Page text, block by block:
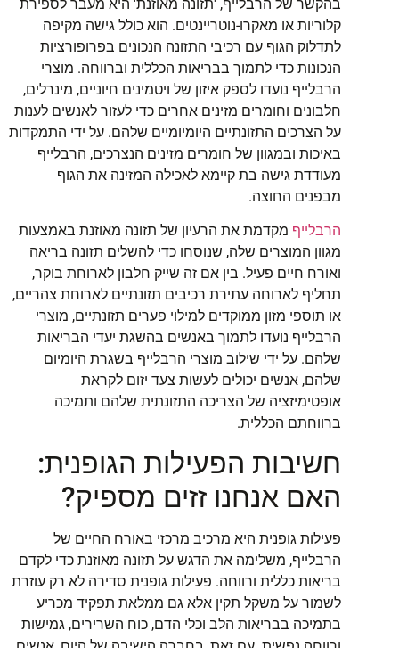
בהקשר של הרבלייף, 'תזונה מאוזנת' היא מעבר לספירת
קלוריות או מאקרו-נוטריינטים. הוא כולל גישה מקיפה
לתדלוק הגוף עם רכיבי התזונה הנכונים בפרופורציות
הנכונות כדי לתמוך בבריאות הכללית וברווחה. מוצרי
הרבלייף נועדו לספק איזון של ויטמינים חיוניים, מינרלים,
חלבונים וחומרים מזינים אחרים כדי לעזור לאנשים לענות
על הצרכים התזונתיים היומיומיים שלהם. על ידי התמקדות
באיכות ובמגוון של חומרים מזינים הנצרכים, הרבלייף
מעודדת גישה בת קיימא לאכילה המזינה את הגוף
מבפנים החוצה.
הרבלייף מקדמת את הרעיון של תזונה מאוזנת באמצעות
מגוון המוצרים שלה, שנוסחו כדי להשלים תזונה בריאה
ואורח חיים פעיל. בין אם זה שייק חלבון לארוחת בוקר,
תחליף לארוחה עתירת רכיבים תזונתיים לארוחת צהריים,
או תוספי מזון ממוקדים למילוי פערים תזונתיים, מוצרי
הרבלייף נועדו לתמוך באנשים בהשגת יעדי הבריאות
שלהם. על ידי שילוב מוצרי הרבלייף בשגרת היומיום
שלהם, אנשים יכולים לעשות צעד יזום לקראת
אופטימיזציה של הצריכה התזונתית שלהם ותמיכה
ברווחתם הכללית.
חשיבות הפעילות הגופנית:
האם אנחנו זזים מספיק?
פעילות גופנית היא מרכיב מרכזי באורח החיים של
הרבלייף, משלימה את הדגש על תזונה מאוזנת כדי לקדם
בריאות כללית ורווחה. פעילות גופנית סדירה לא רק עוזרת
לשמור על משקל תקין אלא גם ממלאת תפקיד מכריע
בתמיכה בבריאות הלב וכלי הדם, כוח השרירים, גמישות